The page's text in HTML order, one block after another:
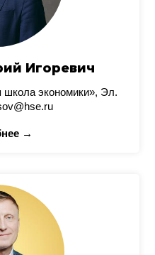
Игоревич
экономики», Эл.
→